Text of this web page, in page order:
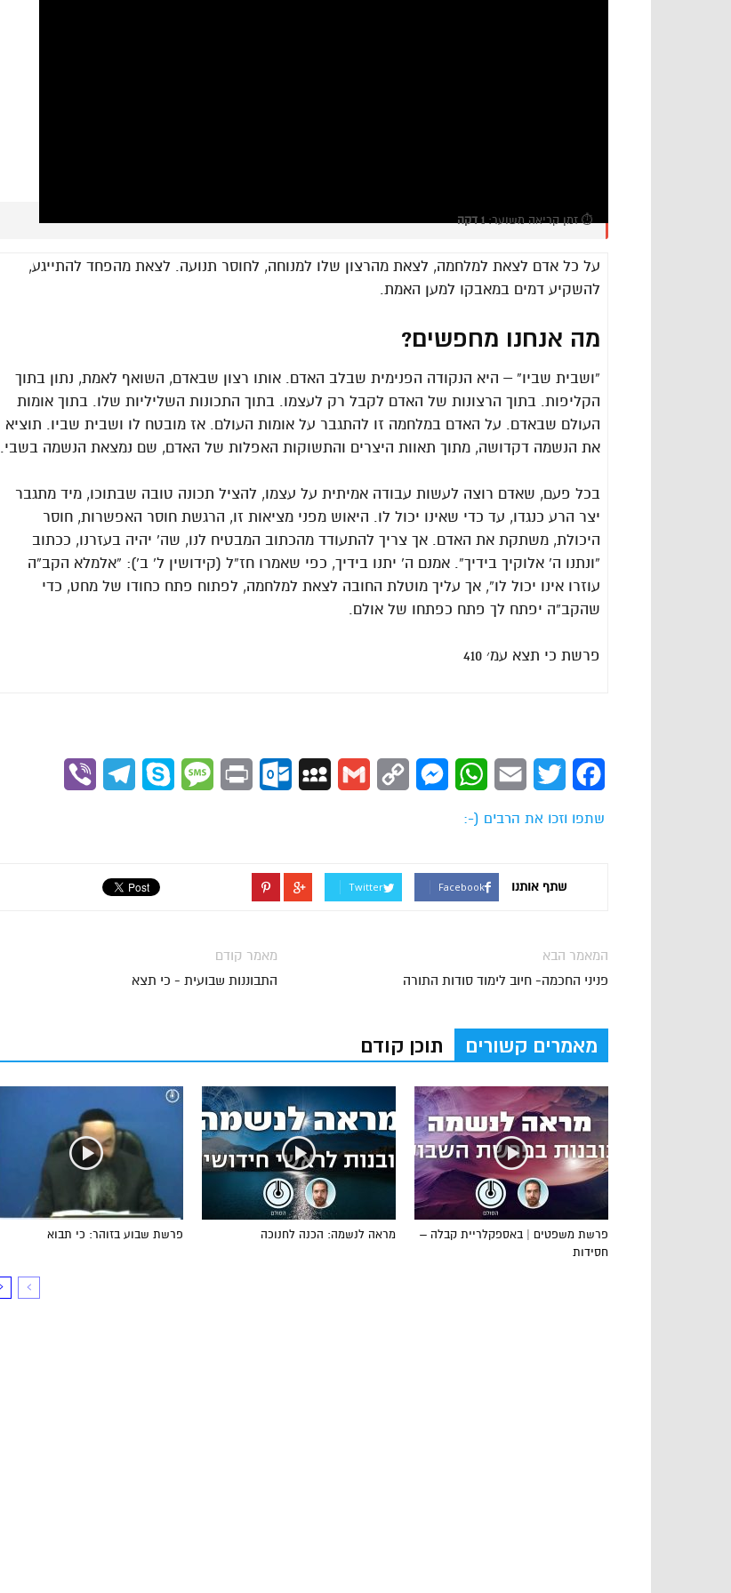
⏱️ זמן קריאה משוער:1 דקה
על כל אדם לצאת למלחמה, לצאת מהרצון שלו למנוחה, לחוסר תנועה. לצאת מהפחד להתייגע,
להשקיע דמים במאבקו למען האמת.
מה אנחנו מחפשים?
“ושבית שביו” – היא הנקודה הפנימית שבלב האדם. אותו רצון שבאדם, השואף לאמת, נתון בתוך
הקליפות. בתוך הרצונות של האדם לקבל רק לעצמו. בתוך התכונות השליליות שלו. בתוך אומות
העולם שבאדם. על האדם במלחמה זו להתגבר על אומות העולם. אז מובטח לו ושבית שביו. תוציא
את הנשמה דקדושה, מתוך תאוות היצרים והתשוקות האפלות של האדם, שם נמצאת הנשמה בשבי.
בכל פעם, שאדם רוצה לעשות עבודה אמיתית על עצמו, להציל תכונה טובה שבתוכו, מיד מתגבר
יצר הרע כנגדו, עד כדי שאינו יכול לו. היאוש מפני מציאות זו, הרגשת חוסר האפשרות, חוסר
היכולת, משתקת את האדם. אך צריך להתעודד מהכתוב המבטיח לנו, שה’ יהיה בעזרנו, ככתוב
“ונתנו ה’ אלוקיך בידיך”. אמנם ה’ יתנו בידיך, כפי שאמרו חז”ל (קידושין ל’ ב’): “אלמלא הקב”ה
עוזרו אינו יכול לו”, אך עליך מוטלת החובה לצאת למלחמה, לפתוח פתח כחודו של מחט, כדי
שהקב”ה יפתח לך פתח כפתחו של אולם.
פרשת כי תצא עמ׳ 410
Facebook
Twitter
Email
WhatsApp
Messenger
Copy
Gmail
MySpace
Outlook.com
Print
Message
Skype
Telegram
שתפו וזכו את הרבים (-:
שתף אותנו Facebook
Twitter
מאמר קודם
התבוננות שבועית - כי תצא
המאמר הבא
פניני החכמה- חיוב לימוד סודות התורה
מאמרים קשורים תוכן קודם
פרשת שבוע בזוהר: כי תבוא מראה לנשמה: הכנה לחנוכה
פרשת משפטים | באספקלריית קבלה –
חסידות